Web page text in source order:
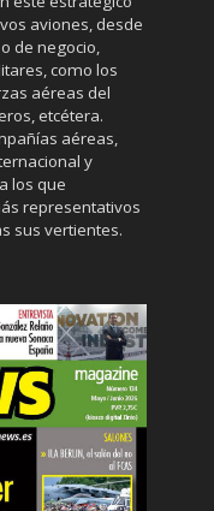
aviones, desde
de negocio,
como los
aéreas del
etcétera.
aéreas,
y
los que
representativos
sus vertientes.